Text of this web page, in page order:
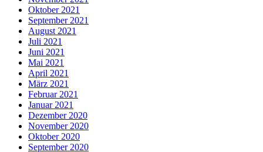
Oktober 2021
September 2021
August 2021
Juli 2021
Juni 2021
Mai 2021
April 2021
März 2021
Februar 2021
Januar 2021
Dezember 2020
November 2020
Oktober 2020
September 2020